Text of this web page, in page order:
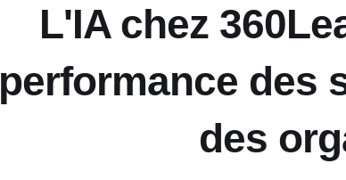
L'IA chez
performance des
des